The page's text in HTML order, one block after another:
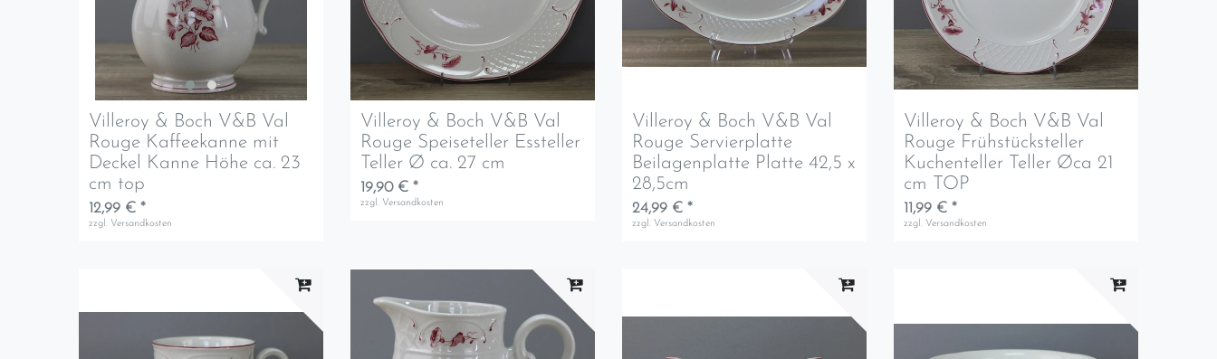
Villeroy & Boch V&B Val
Rouge Kaffeekanne mit
Deckel Kanne Höhe ca. 23
cm top
12,99 € *
zzgl. Versandkosten
Villeroy & Boch V&B Val
Rouge Speiseteller Essteller
Teller Ø ca. 27 cm
19,90 € *
zzgl. Versandkosten
Villeroy & Boch V&B Val
Rouge Servierplatte
Beilagenplatte Platte 42,5 x
28,5cm
24,99 € *
zzgl. Versandkosten
Villeroy & Boch V&B Val
Rouge Frühstücksteller
Kuchenteller Teller Øca 21
cm TOP
11,99 € *
zzgl. Versandkosten